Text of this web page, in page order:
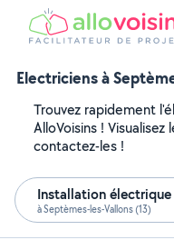
Electriciens à
Trouvez rapidement
AlloVoisins !
contactez-les !
Installation électrique
à Septèmes-les-Vallons (13)